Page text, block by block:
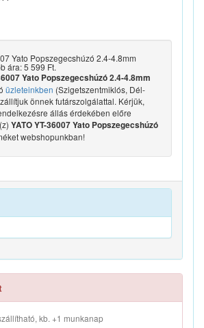
Yato Popszegecshúzó 2.4-4.8mm
ára: 5 599 Ft.
Yato Popszegecshúzó 2.4-4.8mm
üzleteinkben (Szigetszentmiklós, Dél-
önnek futárszolgálattal. Kérjük,
állás érdekében előre
YATO YT-36007 Yato Popszegecshúzó
webshopunkban!
kb. +1 munkanap